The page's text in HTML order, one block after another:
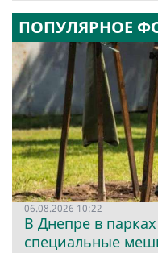
ПОПУЛЯРНОЕ
06.08.2026 10:22
В Днепре в
специальные